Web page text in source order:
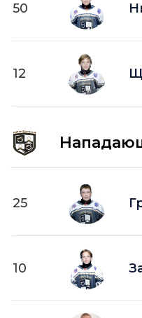
50
12
25
10